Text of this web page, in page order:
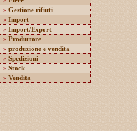
» Gestione rifiuti
» Import
» Import/Export
» Produttore
» produzione e vendita
» Spedizioni
» Stock
» Vendita